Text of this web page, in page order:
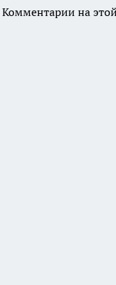
Комментарии на